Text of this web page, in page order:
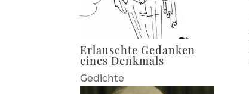
Erlauschte Gedanken
eines Denkmals
Gedichte